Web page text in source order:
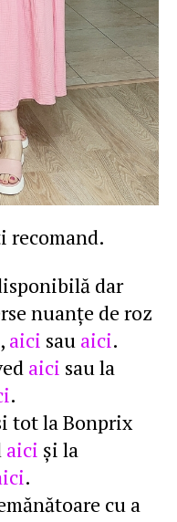
recomand.
dar
nuanţe de roz
, aici sau aici.
aici sau la
.
tot la Bonprix
aici şi la
.
cu a